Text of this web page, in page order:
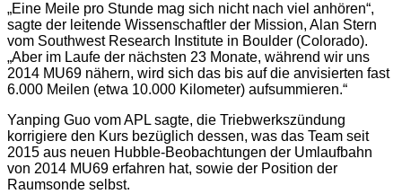
„Eine Meile pro Stunde mag sich nicht nach viel anhören“,
sagte der leitende Wissenschaftler der Mission, Alan Stern
vom Southwest Research Institute in Boulder (Colorado).
„Aber im Laufe der nächsten 23 Monate, während wir uns
2014 MU69 nähern, wird sich das bis auf die anvisierten fast
6.000 Meilen (etwa 10.000 Kilometer) aufsummieren.“
Yanping Guo vom APL sagte, die Triebwerkszündung
korrigiere den Kurs bezüglich dessen, was das Team seit
2015 aus neuen Hubble-Beobachtungen der Umlaufbahn
von 2014 MU69 erfahren hat, sowie der Position der
Raumsonde selbst.